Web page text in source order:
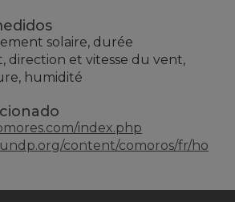
solaire, durée
direction et vitesse du vent,
humidité
index.php
content/comoros/fr/ho